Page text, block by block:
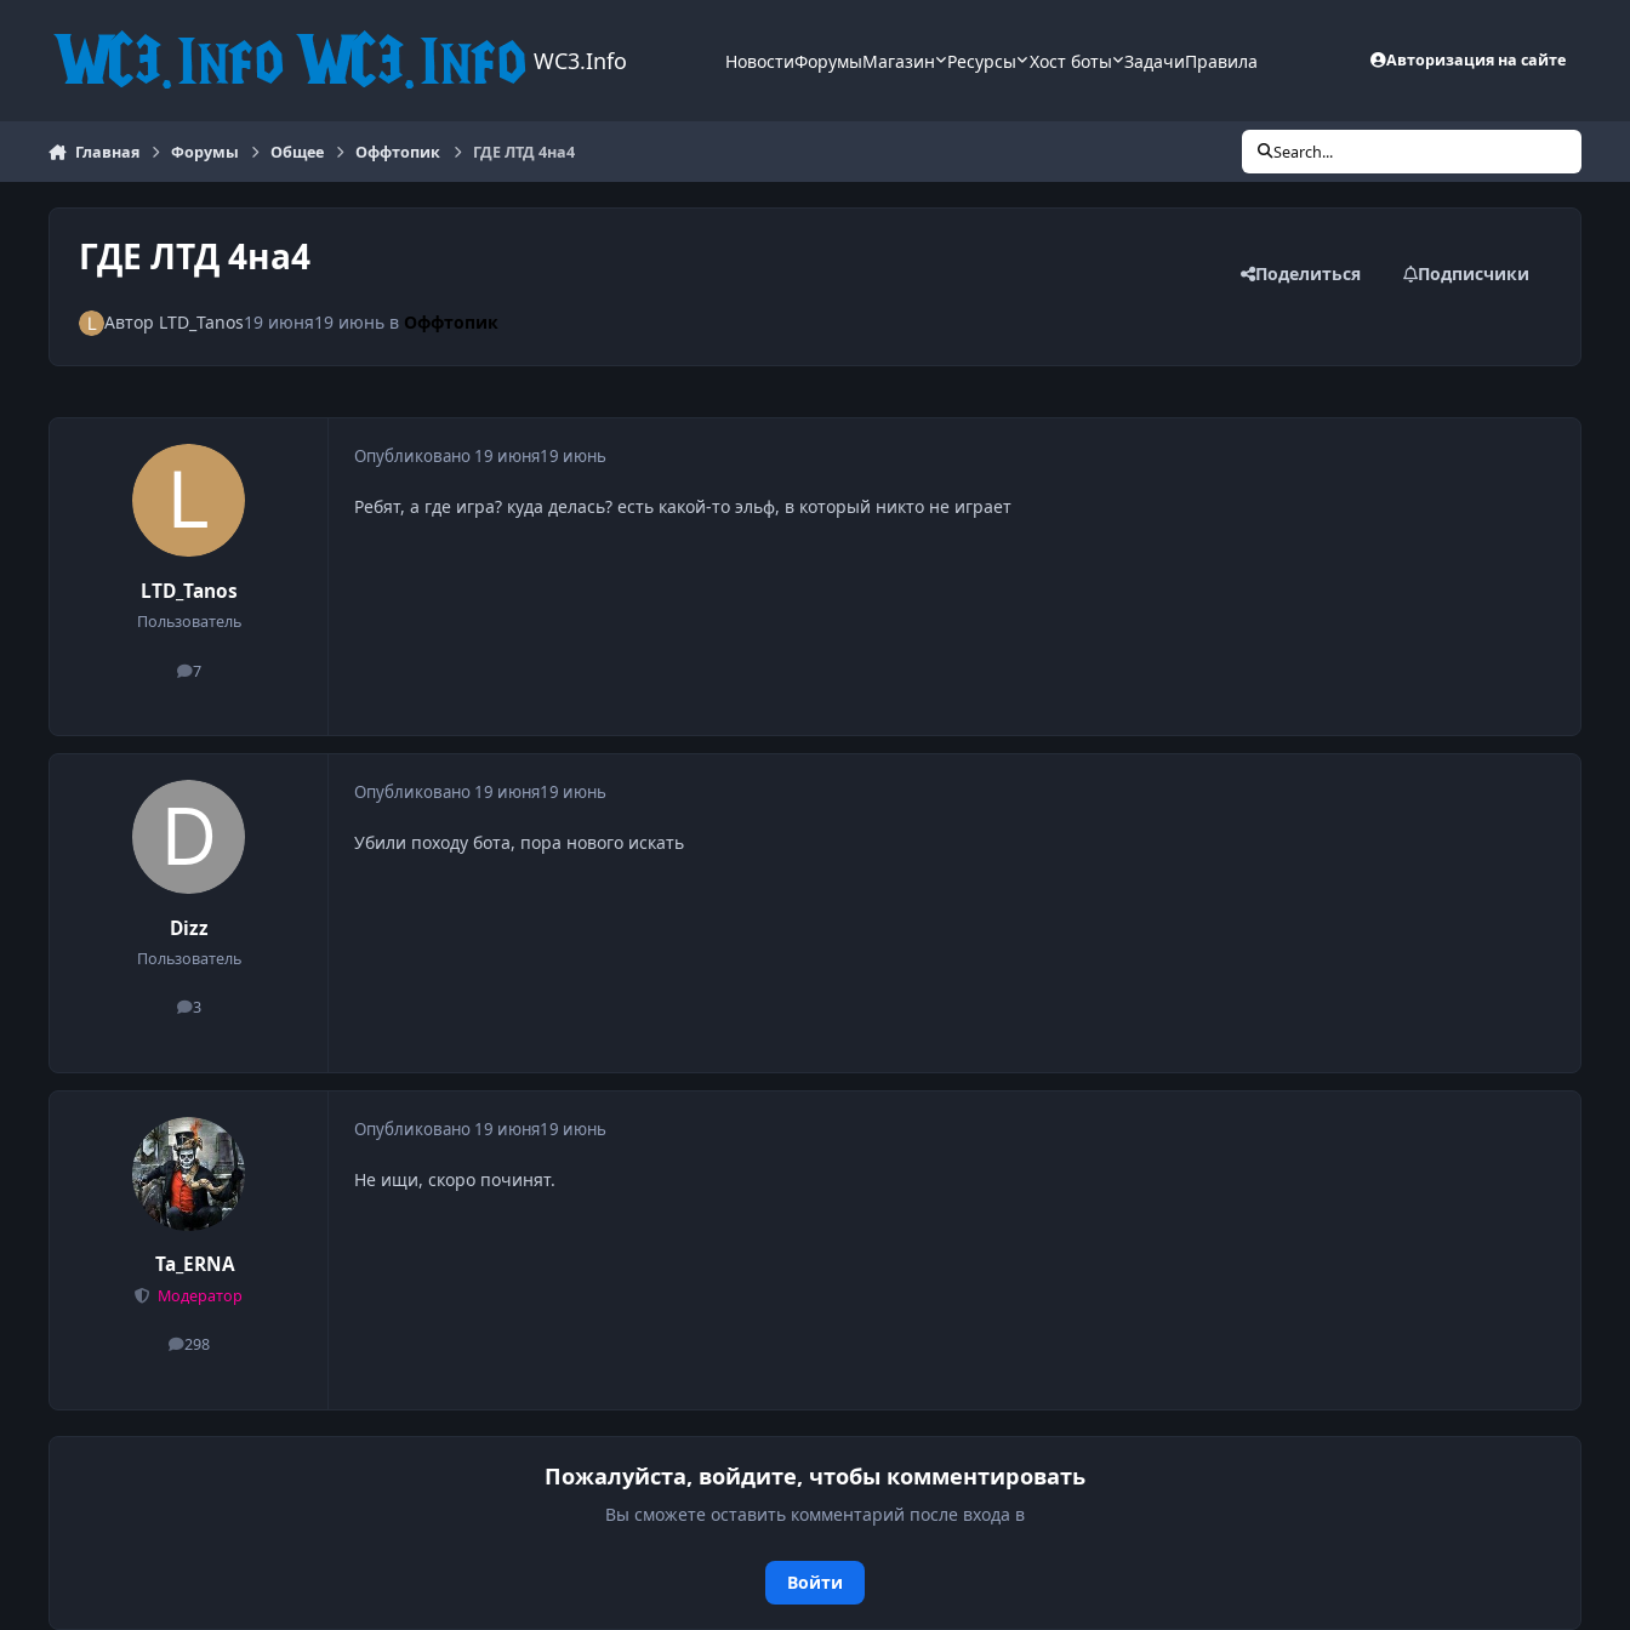
WC3.Info НовостиФорумыМагазин Ресурсы Хост боты ЗадачиПравила Авторизация на сайте
Главная Форумы Общее Оффтопик ГДЕ ЛТД 4на4 Search...
ГДЕ ЛТД 4на4 Поделиться Подписчики
Автор LTD_Tanos19 июня19 июньв Оффтопик
LTD_Tanos
Пользователь
7
сообщения
Опубликовано 19 июня19 июнь
Ребят, а где игра? куда делась? есть какой-то эльф, в который никто не играет
Dizz
Пользователь
3
сообщения
Опубликовано 19 июня19 июнь
Убили походу бота, пора нового искать
Ta_ERNA
Модератор
298
сообщения
Опубликовано 19 июня19 июнь
Не ищи, скоро починят.
Пожалуйста, войдите, чтобы комментировать
Вы сможете оставить комментарий после входа в
Войти